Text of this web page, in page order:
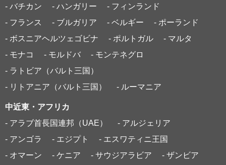
- バチカン
- ハンガリー
- フィンランド
- フランス
- ブルガリア - ベルギー
- ポーランド
- ボスニアヘルツェゴビナ
- ポルトガル
- マルタ
- モナコ
- モルドバ
- モンテネグロ
- ラトビア（バルト三国）
- リトアニア（バルト三国）
- ルーマニア
中近東・アフリカ
- アラブ首長国連邦（UAE）
- アルジェリア
- アンゴラ
- エジプト
- エスワティニ王国
- オマーン
- ケニア - サウジアラビア
- ザンビア